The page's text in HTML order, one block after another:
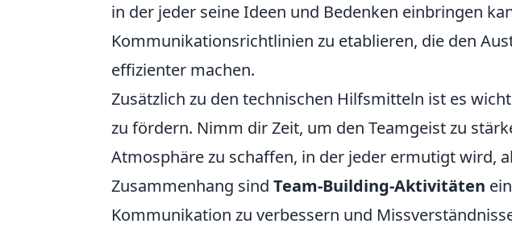
in der jeder seine Ideen und Bedenken einbringen
Kommunikationsrichtlinien zu etablieren, die den
effizienter machen.
Zusätzlich zu den technischen Hilfsmitteln ist es
zu fördern. Nimm dir Zeit, um den Teamgeist zu
Atmosphäre zu schaffen, in der jeder ermutigt wird,
Zusammenhang sind Team-Building-Aktivitäten
Kommunikation zu verbessern und